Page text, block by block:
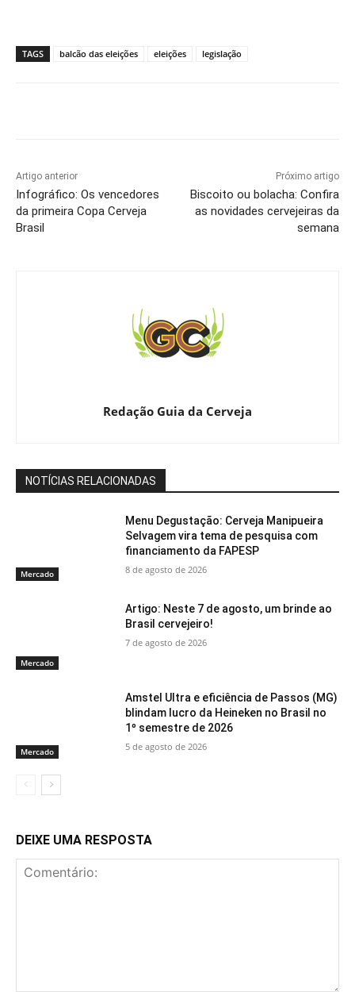
TAGS balcão das eleições eleições legislação
Artigo anterior
Infográfico: Os vencedores
da primeira Copa Cerveja
Brasil
Próximo artigo
Biscoito ou bolacha: Confira
as novidades cervejeiras da
semana
Redação Guia da Cerveja
NOTÍCIAS RELACIONADAS
Mercado
Menu Degustação: Cerveja Manipueira
Selvagem vira tema de pesquisa com
financiamento da FAPESP
8 de agosto de 2026
Mercado
Artigo: Neste 7 de agosto, um brinde ao
Brasil cervejeiro!
7 de agosto de 2026
Mercado
Amstel Ultra e eficiência de Passos (MG)
blindam lucro da Heineken no Brasil no
1º semestre de 2026
5 de agosto de 2026
DEIXE UMA RESPOSTA